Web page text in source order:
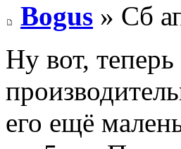
Bogus » Сб
Ну вот,
его ещё